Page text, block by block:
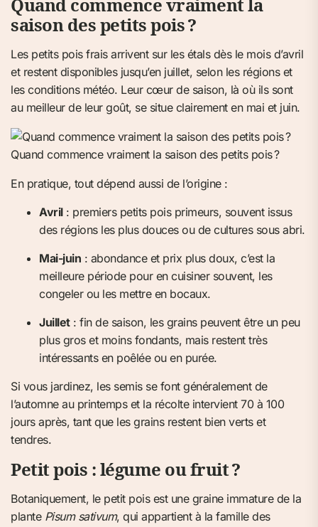
saison des petits pois ?
Les petits pois frais arrivent sur les étals dès le mois d’avril
et restent disponibles jusqu’en juillet, selon les régions et
les conditions météo. Leur cœur de saison, là où ils sont
au meilleur de leur goût, se situe clairement en mai et juin.
Quand commence vraiment la saison des petits pois ?
En pratique, tout dépend aussi de l’origine :
Avril: premiers petits pois primeurs, souvent issus
des régions les plus douces ou de cultures sous abri.
Mai-juin : abondance et prix plus doux, c’est la
meilleure période pour en cuisiner souvent, les
congeler ou les mettre en bocaux.
Juillet: fin de saison, les grains peuvent être un peu
plus gros et moins fondants, mais restent très
intéressants en poêlée ou en purée.
Si vous jardinez, les semis se font généralement de
l’automne au printemps et la récolte intervient 70 à 100
jours après, tant que les grains restent bien verts et
tendres.
Petit pois : légume ou fruit ?
Botaniquement, le petit pois est une graine immature de la
plante Pisum sativum, qui appartient à la famille des